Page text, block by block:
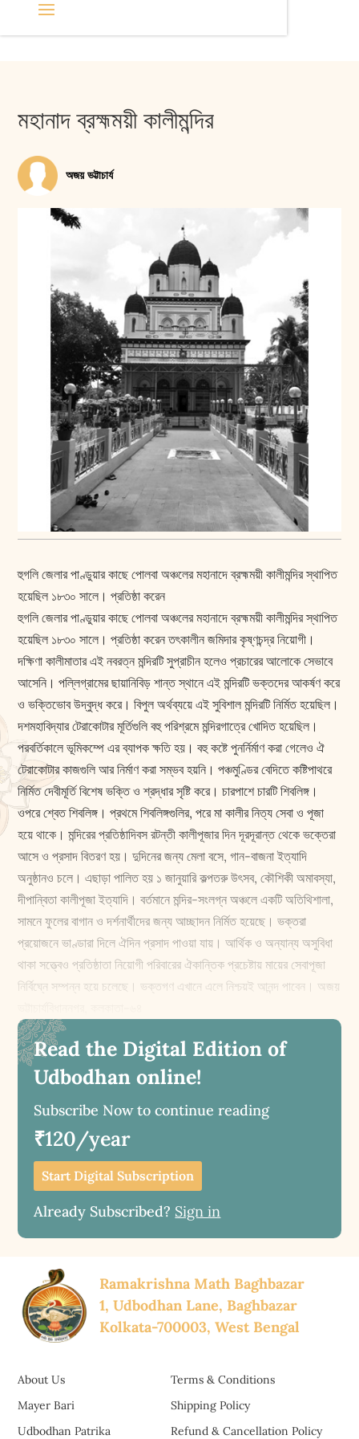
মহানাদ ব্রহ্মময়ী কালীমন্দির
অজয় ভট্টাচার্য
হুগলি জেলার পাণ্ডুয়ার কাছে পোলবা অঞ্চলের মহানাদে ব্রহ্মময়ী কালীমন্দির স্থাপিত
হয়েছিল ১৮৩০ সালে। প্রতিষ্ঠা করেন
হুগলি জেলার পাণ্ডুয়ার কাছে পোলবা অঞ্চলের মহানাদে ব্রহ্মময়ী কালীমন্দির স্থাপিত
হয়েছিল ১৮৩০ সালে। প্রতিষ্ঠা করেন তৎকালীন জমিদার কৃষ্ণচন্দ্র নিয়োগী।
দ‌ক্ষিণা কালীমাতার এই নবরত্ন মন্দিরটি সুপ্রাচীন হলেও প্রচারের আলোকে সেভাবে
আসেনি। পল্লিগ্রামের ছায়ানিবিড় শান্ত স্থানে এই মন্দিরটি ভক্তদের আকর্ষণ করে
ও ভক্তিভােব উদ্বুদ্ধ করে। বিপুল অর্থব্যয়ে এই সুবিশাল মন্দিরটি নির্মিত হয়েছিল।
দশমহাবিদ্যার টেরাকোটার মূর্তিগুলি বহু পরিশ্রমে মন্দিরগাত্রে খোদিত হয়েছিল।
পরবর্তিকালে ভূমিকম্পে এর ব্যাপক ‌ক্ষতি হয়। বহু কষ্টে পুনর্নির্মাণ করা গেলেও ঐ
টেরাকোটার কাজগুলি আর নির্মাণ করা সম্ভব হয়নি। পঞ্চমুণ্ডির বেদিতে কষ্টিপাথরে
নির্মিত দেবীমূর্তি বিশেষ ভক্তি ও শ্রদ্ধার সৃষ্টি করে। চারপাশে চারটি শিবলিঙ্গ।
ওপরে শ্বেত শিবলিঙ্গ। প্রথমে শিবলিঙ্গগুলির, পরে মা কালীর নিত্য সেবা ও পূজা
হয়ে থাকে। মন্দিরের প্রতিষ্ঠাদিবস রটন্তী কালীপূজার দিন দূরদূরান্ত থেকে ভক্তেরা
আসে ও প্রসাদ বিতরণ হয়। দুদিনের জন্য মেলা বসে, গান-বাজনা ইত্যাদি
অনুষ্ঠানও চলে। এছাড়া পালিত হয় ১ জানুয়ারি কল্পতরু উৎসব, কৌশিকী অমাবস্যা,
দীপান্বিতা কালীপূজা ইত্যাদি। বর্তমানে মন্দির-সংলগ্ন অঞ্চলে একটি অতিথিশালা,
সামনে ফুলের বাগান ও দর্শনার্থীদের জন্য আচ্ছাদন নির্মিত হয়েছে। ভক্তরা
প্রয়োজনে ভাণ্ডারা দিলে ঐদিন প্রসাদ পাওয়া যায়। আর্থিক ও অন্যান্য অসুবিধা
থাকা সত্ত্বেও প্রতিষ্ঠাতা নিয়োগী পরিবারের ঐকান্তিক প্রচেষ্টায় মায়ের সেবাপূজা
নির্বিঘ্নে সম্পন্ন হয়ে চলেছে। ভক্তগণ এখানে এলে নিশ্চয়ই আনন্দ পাবেন। অজয়
Read the Digital Edition of
Udbodhan online!
Subscribe Now to continue reading
₹120/year
Start Digital Subscription
Already Subscribed? Sign in
Ramakrishna Math Baghbazar
1, Udbodhan Lane, Baghbazar
Kolkata-700003, West Bengal
About Us
Mayer Bari
Udbodhan Patrika
Terms & Conditions
Shipping Policy
Refund & Cancellation Policy